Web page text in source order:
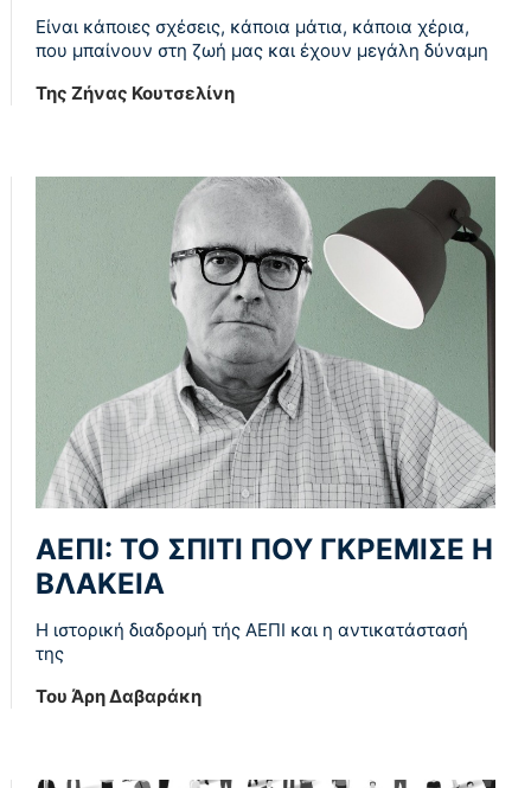
Είναι κάποιες σχέσεις, κάποια μάτια, κάποια χέρια,
που μπαίνουν στη ζωή μας και έχουν μεγάλη δύναμη
Της Ζήνας Κουτσελίνη
ΑΕΠΙ: ΤΟ ΣΠΙΤΙ ΠΟΥ ΓΚΡΕΜΙΣΕ Η
ΒΛΑΚΕΙΑ
Η ιστορική διαδρομή τής ΑΕΠΙ και η αντικατάστασή
της
Του Άρη Δαβαράκη